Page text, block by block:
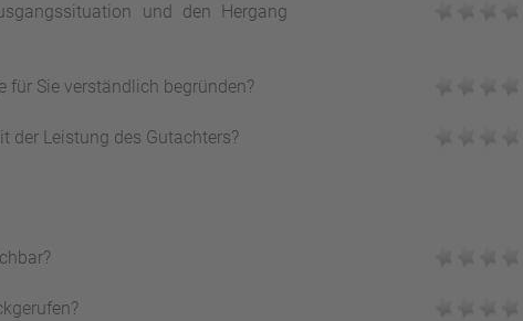
und den Hergang
für Sie verständlich begründen?
der Leistung des Gutachters?